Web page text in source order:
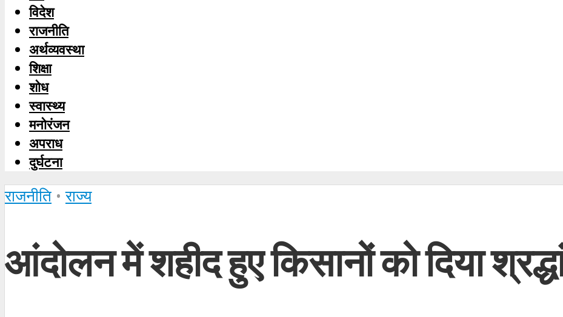
विदेश
राजनीति
अर्थव्यवस्था
शिक्षा
शोध
स्‍वास्‍थ्‍य
मनोरंजन
अपराध
दुर्घटना
राजनीति • राज्य
आंदोलन में शहीद हुए किसानों को दिया